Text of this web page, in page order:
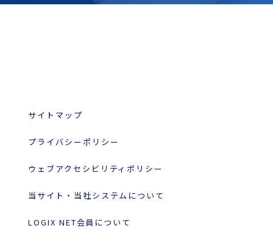
サイトマップ
プライバシーポリシー
ウェブアクセシビリティポリシー
当サイト・当社システムについて
LOGIX NET会員について